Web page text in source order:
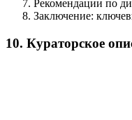
Рекомендации по
Заключение:
10. Кураторское